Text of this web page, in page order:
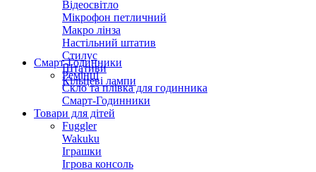
Відеосвітло
Мікрофон петличний
Макро лінза
Настільний штатив
Стилус
Штативи
Кільцеві лампи
Смарт-Годинники
Ремінці
Скло та плівка для годинника
Смарт-Годинники
Товари для дітей
Fuggler
Wakuku
Іграшки
Ігрова консоль